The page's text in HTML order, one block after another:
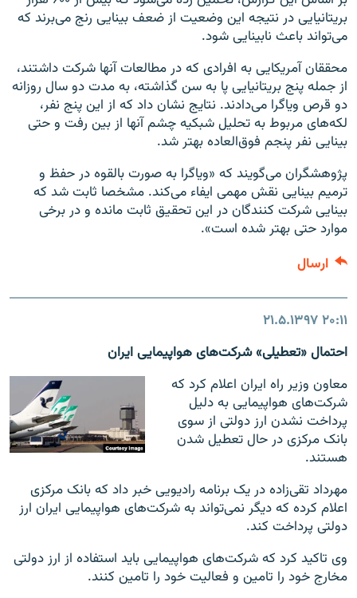
بریتانیایی در نتیجه این وضعیت از ضعف بینایی رنج می‌برند که
می‌تواند باعث نابینایی شود.
محققان آمریکایی به افرادی که در مطالعات آنها شرکت داشتند،
از جمله پنج بریتانیایی پا به سن گذاشته، به مدت دو سال روزانه
دو قرص ویاگرا می‌دادند. نتایج نشان داد که از این پنج نفر،
لکه‌های مربوط به تحلیل شبکیه چشم آنها از بین رفت و حتی
بینایی نفر پنجم فوق‌ا‌‌لعاده بهتر شد.
پژوهشگران می‌گویند که «ویاگرا به صورت بالقوه در حفظ و
ترمیم بینایی نقش مهمی ایفاء می‌کند. مشخصا ثابت شد که
بینایی شرکت کنندگان در این تحقیق ثابت مانده و در برخی
موارد حتی بهتر شده است».
ارسال
۲۰:۱۱۲۱.۵.۱۳۹۷
احتمال «تعطیلی» شرکت‌های هواپیمایی ایران
معاون وزیر راه ایران اعلام کرد که
شرکت‌های هواپیمایی به دلیل
پرداخت نشدن ارز دولتی از سوی
بانک مرکزی در حال تعطیل شدن
هستند.
مهرداد تقی‌زاده در یک برنامه رادیویی خبر داد که بانک مرکزی
اعلام کرده که دیگر نمی‌تواند به شرکت‌های هواپیمایی ایران ارز
دولتی پرداخت کند.
وی تاکید کرد که شرکت‌های هواپیمایی باید استفاده از ارز دولتی
مخارج خود را تامین و فعالیت خود را تامین کنند.